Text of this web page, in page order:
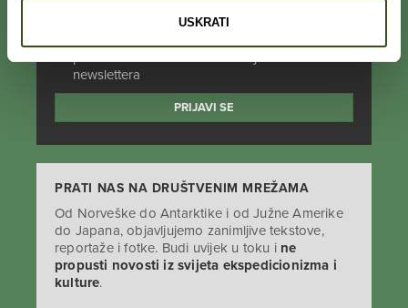
USKRATI
newslettera
PRATI NAS NA DRUŠTVENIM MREŽAMA
Od Norveške do Antarktike i od Južne Amerike
do Japana, objavljujemo zanimljive tekstove,
reportaže i fotke. Budi uvijek u toku i ne
propusti novosti iz svijeta ekspedicionizma i
kulture.